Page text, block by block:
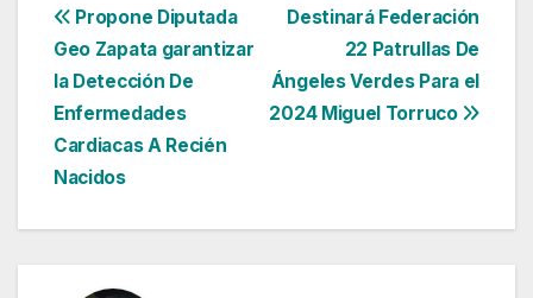
Navegación
de
entradas
Destinará Federación
22 Patrullas De
Ángeles Verdes Para el
2024 Miguel Torruco
Propone Diputada
Geo Zapata garantizar
la Detección De
Enfermedades
Cardiacas A Recién
Nacidos